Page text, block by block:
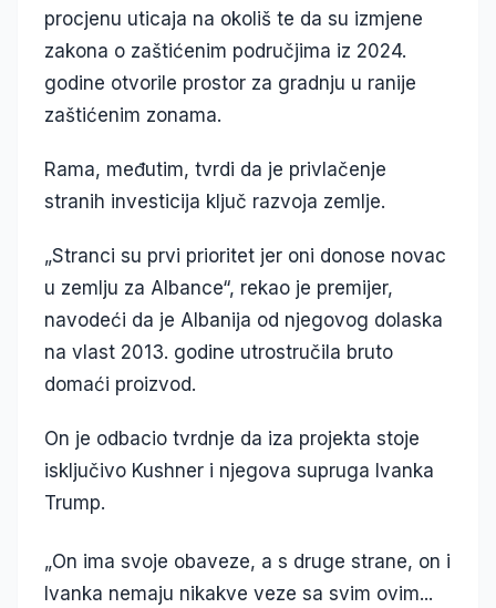
procjenu uticaja na okoliš te da su izmjene
zakona o zaštićenim područjima iz 2024.
godine otvorile prostor za gradnju u ranije
zaštićenim zonama.
Rama, međutim, tvrdi da je privlačenje
stranih investicija ključ razvoja zemlje.
„Stranci su prvi prioritet jer oni donose novac
u zemlju za Albance“, rekao je premijer,
navodeći da je Albanija od njegovog dolaska
na vlast 2013. godine utrostručila bruto
domaći proizvod.
On je odbacio tvrdnje da iza projekta stoje
isključivo Kushner i njegova supruga Ivanka
Trump.
„On ima svoje obaveze, a s druge strane, on i
Ivanka nemaju nikakve veze sa svim ovim...